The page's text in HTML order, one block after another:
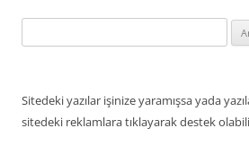
Sitedeki yazılar işinize yaramışsa yada
sitedeki reklamlara tıklayarak destek